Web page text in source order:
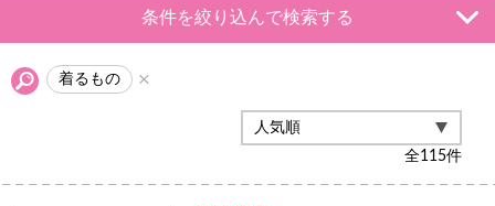
条件を絞り込んで検索する
着るもの
全115件